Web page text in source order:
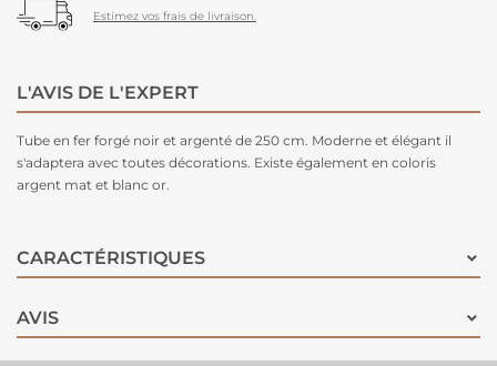
Estimez vos frais de livraison.
L'AVIS DE L'EXPERT
Tube en fer forgé noir et argenté de 250 cm. Moderne et élégant il
s'adaptera avec toutes décorations. Existe également en coloris
argent mat et blanc or.
CARACTÉRISTIQUES
AVIS